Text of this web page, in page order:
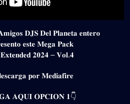
𝐃𝐉𝐒 𝐃𝐞𝐥 𝐏𝐥𝐚𝐧𝐞𝐭𝐚 𝐞𝐧𝐭𝐞𝐫𝐨
𝐞𝐬𝐭𝐞 𝐌𝐞𝐠𝐚 𝐏𝐚𝐜𝐤
𝟐𝟎𝟐𝟒 – 𝐕𝐨𝐥.𝟒
𝐩𝐨𝐫 𝐌𝐞𝐝𝐢𝐚𝐟𝐢𝐫𝐞
𝐀𝐐𝐔𝐈 𝐎𝐏𝐂𝐈𝐎𝐍 𝟏👇